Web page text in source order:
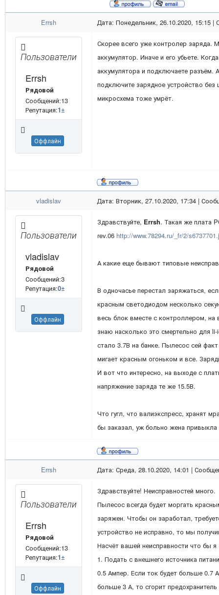
Errsh Дата: Понедельник, 26.10.2020, 15:15 |
Пользователи
Errsh
Рядовой
Сообщений:13
Репутация:1±
Оффлайн
Скорее всего уже контролер заряда.
аккумулятор. Иначе и его убьете.
аккумулятора и подключаете разъём.
подключите зарядное устройство
микросхема тоже умрёт.
vladislav Дата: Вторник, 27.10.2020, 17:34 |
Пользователи
vladislav
Рядовой
Сообщений:3
Репутация:0±
Оффлайн
Здравствуйте, Errsh. Такая же плата
rev.06 http://www.78294.ru/_fr/2/
А какие еще бывают типовые
В одночасье перестал заряжаться,
красным светодиодом несколько
весь блок вместе с контроллером,
знаю насколько это смертельно для
стало 3.7В на банке. Пылесос сей
мигает красным огоньком и все.
И вот что интересно, на выходе с
напряжение заряда те же 15.5В.
Что гугл, что валиэкспресс, хранят
бы заказал, уж больно жена привыкла
Errsh Дата: Среда, 28.10.2020, 14:01 |
Пользователи
Errsh
Рядовой
Сообщений:13
Репутация:1±
Оффлайн
Здравствуйте! Неисправностей много.
Пылесос всегда будет моргать
заряжен. Чтобы он заработал,
устройство не исправно, то мы
Насчёт вашей неисправности что бы я
1. Подать с внешнего источника
0.5 Ампер. Если ток будет больше 0.7
больше 3 А, то сгорит